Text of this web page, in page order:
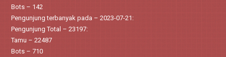
Bots – 142
Pengunjung terbanyak pada – 2023-07-21:
Pengunjung Total – 23197:
Tamu – 22487
Bots – 710